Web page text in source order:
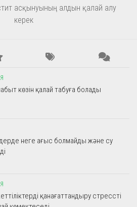
асқынуының алдын қалай алу
керек
көзін қалай табуға болады
неге ағыс болмайды және су
қанағаттандыру стрессті